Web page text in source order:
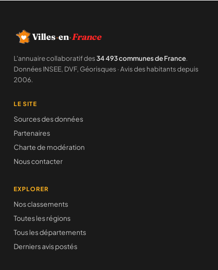
Villes·en·France
L'annuaire collaboratif des34 493 communes de France.
Données INSEE, DVF, Géorisques · Avis des habitants depuis
2006.
LE SITE
Sources des données
Partenaires
Charte de modération
Nous contacter
EXPLORER
Nos classements
Toutes les régions
Tous les départements
Derniers avis postés